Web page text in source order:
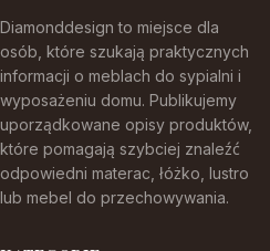
Diamonddesign to miejsce dla
osób, które szukają praktycznych
informacji o meblach do sypialni i
wyposażeniu domu. Publikujemy
uporządkowane opisy produktów,
które pomagają szybciej znaleźć
odpowiedni materac, łóżko, lustro
lub mebel do przechowywania.